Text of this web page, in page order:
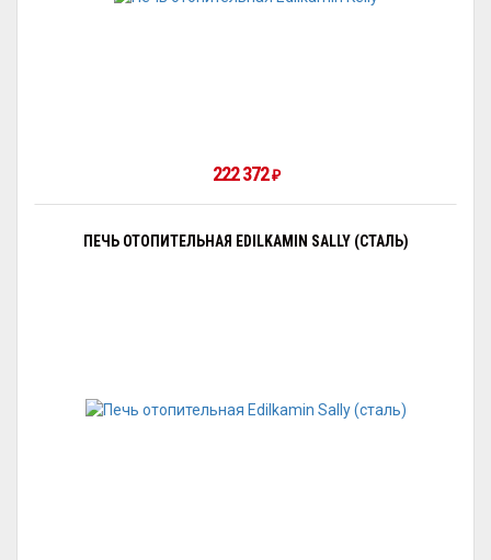
222 372 ₽
ПЕЧЬ ОТОПИТЕЛЬНАЯ EDILKAMIN SALLY (СТАЛЬ)